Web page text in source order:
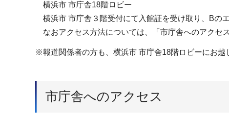
横浜市 市庁舎18階ロビー
横浜市 市庁舎３階受付にて入館証を受け取り、Bの
なおアクセス方法については、「市庁舎へのアクセ
※報道関係者の方も、横浜市 市庁舎18階ロビーにお越
市庁舎へのアクセス